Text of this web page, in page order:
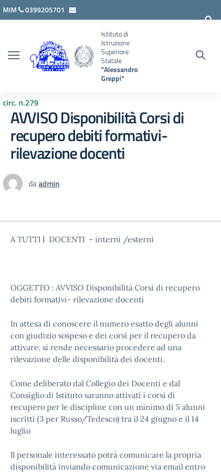
Vai ai contenuti
Vai al menu di navigazione
Vai al footer
MIM
0399205701
Istituto di
Istruzione
Superiore
Statale
"Alessandro
Greppi"
circ. n.279
AVVISO Disponibilità Corsi di
recupero debiti formativi-
rilevazione docenti
daadmin
A TUTTI I DOCENTI – interni /esterni
OGGETTO : AVVISO Disponibilità Corsi di recupero
debiti formativi- rilevazione docenti
In attesa di conoscere il numero esatto degli alunni
con giudizio sospeso e dei corsi per il recupero da
attivare, si rende necessario procedere ad una
rilevazione delle disponibilità dei docenti.
Come deliberato dal Collegio dei Docenti e dal
Consiglio di Istituto saranno attivati i corsi di
recupero per le discipline con un minimo di 5 alunni
iscritti (3 per Russo/Tedesco) tra il 24 giugno e il 14
luglio
Il personale interessato potrà comunicare la propria
disponibilità inviando comunicazione via email entro